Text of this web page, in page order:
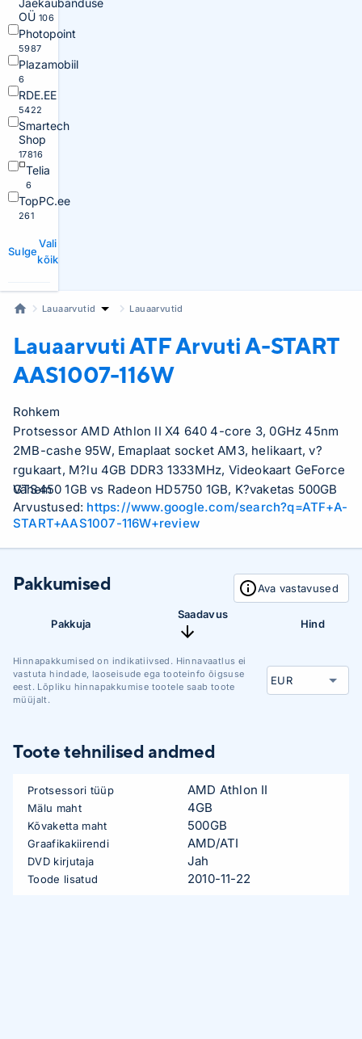
Jaekaubanduse
OÜ 106
Photopoint
5987
Plazamobiil
6
RDE.EE
5422
Smartech
Shop
17816
Telia
6
TopPC.ee
261
Sulge
Vali
kõik
Lauaarvutid Lauaarvutid
Lauaarvuti ATFArvuti A-START
AAS1007-116W
Rohkem
Protsessor AMD Athlon II X4 640 4-core 3, 0GHz 45nm
2MB-cashe 95W, Emaplaat socket AM3, helikaart, v?
rgukaart, M?lu 4GB DDR3 1333MHz, Videokaart GeForce
GTS450 1GB vs Radeon HD5750 1GB, K?vaketas 500GB
7200rpm SATA, DVD-kirjutaja, Arvutikorpus ATX,
Toiteallikas 500W (typical 550W Xilence ZXC-XP550.
(12)R3), Operatsioonis?steem Windows 7 Home
programm, teabe anal??simise programm, esitluste
koostamise programm jne..), Antiviirus Eset NOD32 1
aasta litsents
Vähem
Arvustused: https://www.google.com/search?q=ATF+A-
START+AAS1007-116W+review
Pakkumised Ava vastavused
Pakkuja
Saadavus
Hind
Hinnapakkumised on indikatiivsed. Hinnavaatlus ei
vastuta hindade, laoseisude ega tooteinfo õigsuse
eest. Lõpliku hinnapakkumise tootele saab toote
müüjalt.
Toote tehnilised andmed
Protsessori tüüp AMD Athlon II
Mälu maht 4GB
Kõvaketta maht 500GB
Graafikakiirendi AMD/ATI
DVD kirjutaja Jah
Toode lisatud 2010-11-22